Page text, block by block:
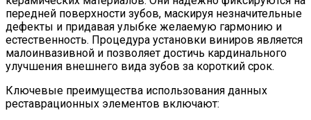
передней поверхности зубов, маскируя незначительные
дефекты и придавая улыбке желаемую гармонию и
естественность. Процедура установки виниров является
малоинвазивной и позволяет достичь кардинального
улучшения внешнего вида зубов за короткий срок.
Ключевые преимущества использования данных
реставрационных элементов включают: